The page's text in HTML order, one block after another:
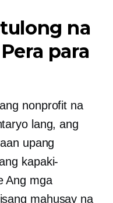
na
para
nonprofit na
lang, ang
upang
kapaki-
Ang mga
mahusay na